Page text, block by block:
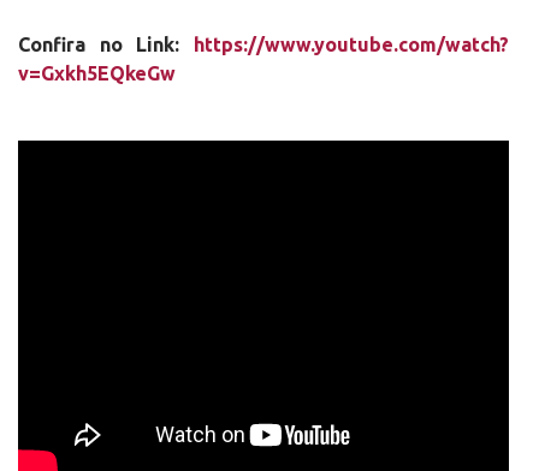
Confira no Link: https://www.youtube.com/watch?
v=Gxkh5EQkeGw